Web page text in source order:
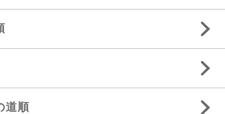
道順